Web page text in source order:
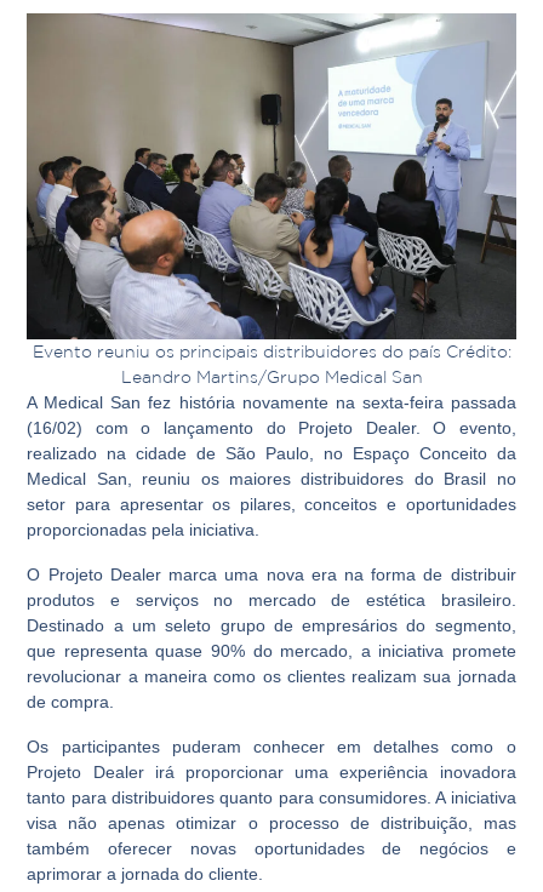
Evento reuniu os principais distribuidores do país Crédito:
Leandro Martins/Grupo Medical San
A Medical San fez história novamente na sexta-feira passada
(16/02) com o lançamento do Projeto Dealer. O evento,
realizado na cidade de São Paulo, no Espaço Conceito da
Medical San, reuniu os maiores distribuidores do Brasil no
setor para apresentar os pilares, conceitos e oportunidades
proporcionadas pela iniciativa.
O Projeto Dealer marca uma nova era na forma de distribuir
produtos e serviços no mercado de estética brasileiro.
Destinado a um seleto grupo de empresários do segmento,
que representa quase 90% do mercado, a iniciativa promete
revolucionar a maneira como os clientes realizam sua jornada
de compra.
Os participantes puderam conhecer em detalhes como o
Projeto Dealer irá proporcionar uma experiência inovadora
tanto para distribuidores quanto para consumidores. A iniciativa
visa não apenas otimizar o processo de distribuição, mas
também oferecer novas oportunidades de negócios e
aprimorar a jornada do cliente.